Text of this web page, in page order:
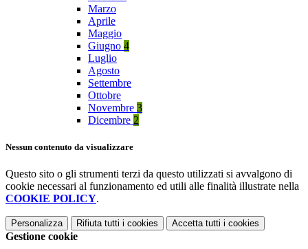
Marzo
Aprile
Maggio
Giugno 4
Luglio
Agosto
Settembre
Ottobre
Novembre 3
Dicembre 2
Nessun contenuto da visualizzare
Questo sito o gli strumenti terzi da questo utilizzati si avvalgono di
cookie necessari al funzionamento ed utili alle finalità illustrate nella
COOKIE POLICY.
Personalizza Rifiuta tutti i cookies Accetta tutti i cookies
Gestione cookie